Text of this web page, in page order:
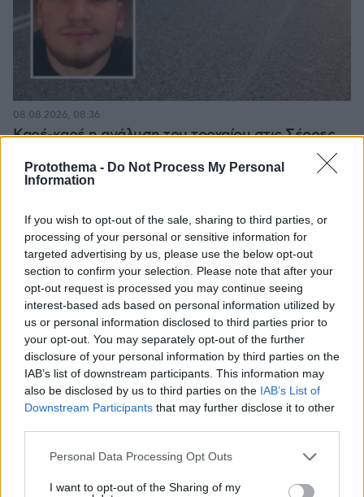
Protothema - Do Not Process My Personal
Information
If you wish to opt-out of the sale, sharing to third parties, or
processing of your personal or sensitive information for
targeted advertising by us, please use the below opt-out
section to confirm your selection. Please note that after your
opt-out request is processed you may continue seeing
interest-based ads based on personal information utilized by
us or personal information disclosed to third parties prior to
your opt-out. You may separately opt-out of the further
disclosure of your personal information by third parties on the
IAB’s list of downstream participants. This information may
also be disclosed by us to third parties on the IAB’s List of
Downstream Participants that may further disclose it to other
Please note that this website/app uses one or more Google
not limited to your visit or usage behaviour. You may click to
Personal Data Processing Opt Outs
I want to opt-out of the Sharing of my
Καρέ-καρέ η ανάλυση του τροχαίου στις Σέρρες
πραγματογνώμονας στο protothema
08.08.2026, 08:36
Εντοπίστηκε η «Αράχνη» του Άσαντ:
Πώς ένα ξεχασμένο σημειωματάριο
οδήγησε στα ίχνη του διαβόητου
αρχικατασκόπου
08.08.2026, 10:56 12
Ο εφιάλτης των drones πάνω από την
Ευρώπη: Ποιος «χαρτογραφεί» βάσεις,
πυρηνικά και αεροδρόμια